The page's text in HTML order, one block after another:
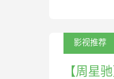
影视推荐
【周星